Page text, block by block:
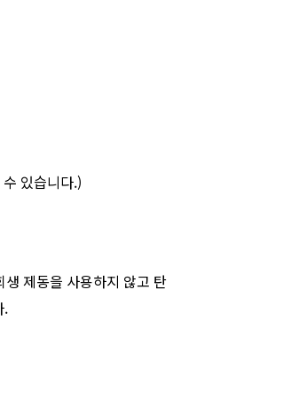
있습니다.)
생 제동을 사용하지 않고 탄
.